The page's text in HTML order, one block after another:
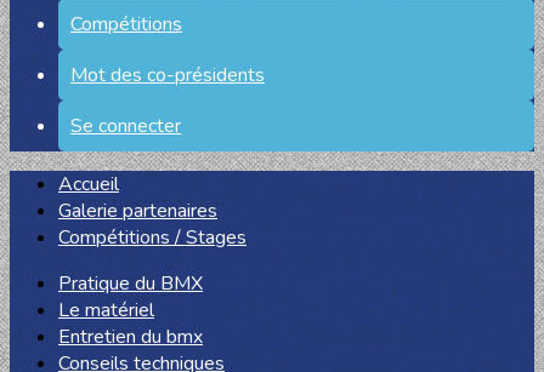
Compétitions
Mot des co-présidents
Se connecter
Accueil
Galerie partenaires
Compétitions / Stages
Pratique du BMX
Le matériel
Entretien du bmx
Conseils techniques